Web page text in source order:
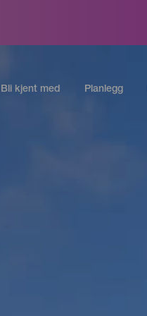
Bli kjent med Planlegg